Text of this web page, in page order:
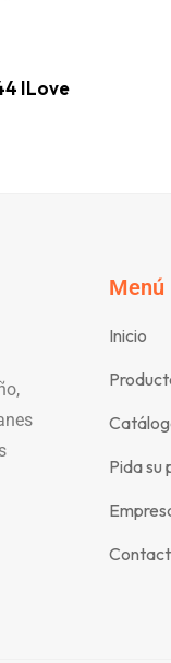
ILove
Menú
Inicio
Pida su